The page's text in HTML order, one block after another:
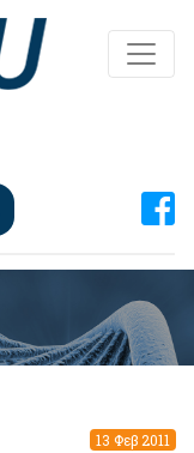
13 Φεβ 2011